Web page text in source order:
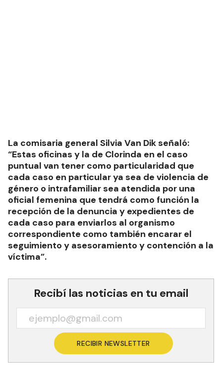
La comisaria general Silvia Van Dik señaló:
“Estas oficinas y la de Clorinda en el caso
puntual van tener como particularidad que
cada caso en particular ya sea de violencia de
género o intrafamiliar sea atendida por una
oficial femenina que tendrá como función la
recepción de la denuncia y expedientes de
cada caso para enviarlos al organismo
correspondiente como también encarar el
seguimiento y asesoramiento y contención a la
víctima”.
Recibí las noticias en tu email
RECIBIR NEWSLETTER